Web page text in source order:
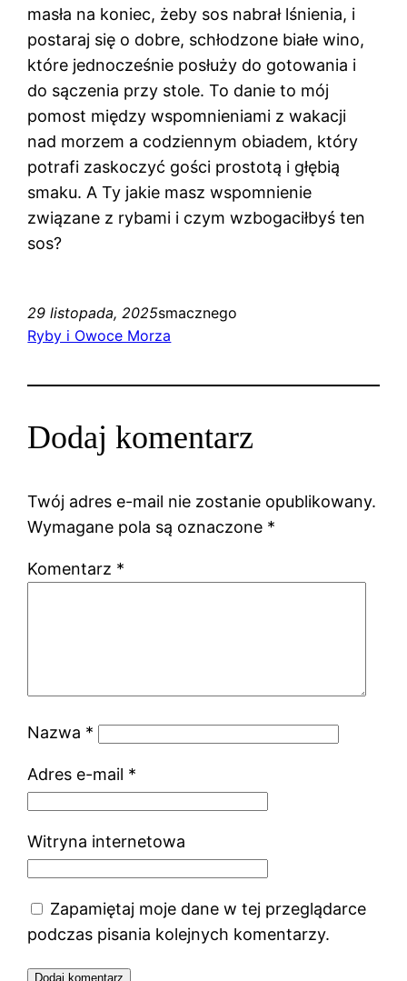
masła na koniec, żeby sos nabrał lśnienia, i
postaraj się o dobre, schłodzone białe wino,
które jednocześnie posłuży do gotowania i
do sączenia przy stole. To danie to mój
pomost między wspomnieniami z wakacji
nad morzem a codziennym obiadem, który
potrafi zaskoczyć gości prostotą i głębią
smaku. A Ty jakie masz wspomnienie
związane z rybami i czym wzbogaciłbyś ten
sos?
29 listopada, 2025smacznego
Ryby i Owoce Morza
Dodaj komentarz
Twój adres e-mail nie zostanie opublikowany.
Wymagane pola są oznaczone *
Komentarz *
Nazwa *
Adres e-mail *
Witryna internetowa
Zapamiętaj moje dane w tej przeglądarce
podczas pisania kolejnych komentarzy.